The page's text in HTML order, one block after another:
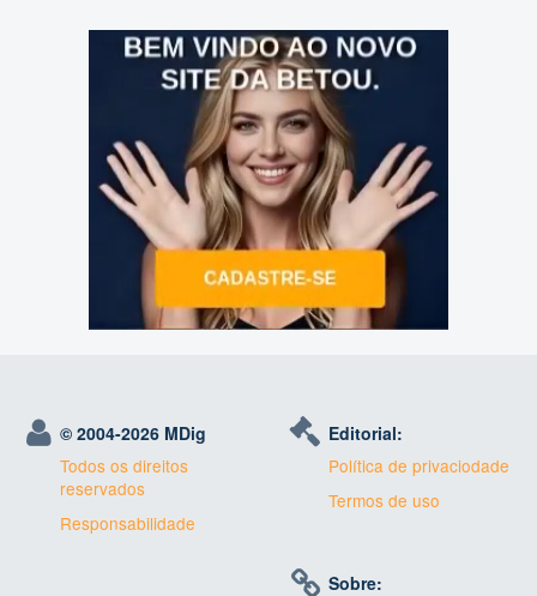
© 2004-2026 MDig
Todos os direitos
reservados
Responsabilidade
Editorial:
Política de privaciodade
Termos de uso
Sobre: